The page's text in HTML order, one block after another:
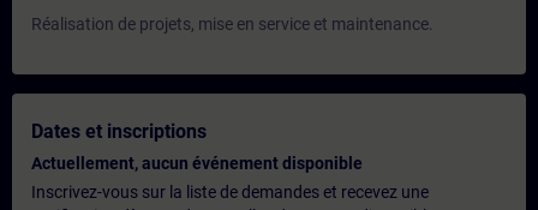
Réalisation de projets, mise en service et maintenance.
Dates et inscriptions
Actuellement, aucun événement disponible
Inscrivez-vous sur la liste de demandes et recevez une